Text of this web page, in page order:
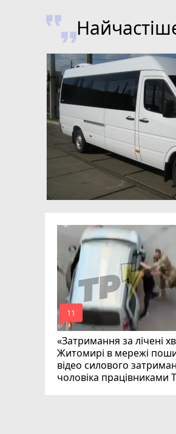
«Затримання за лічені
Житомирі в мережі
відео силового
чоловіка працівниками
mode_comment
11